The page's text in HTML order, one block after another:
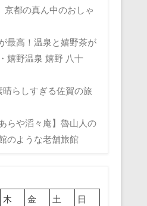
京都の真ん中のおしゃ
最高！温泉と嬉野茶が
嬉野温泉 嬉野 八十
晴らしすぎる佐賀の旅
らや滔々庵】魯山人の
のような老舗旅館
木 金 土
日